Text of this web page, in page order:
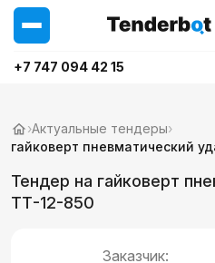
+7 747 094 42 15
›Актуальные тендеры›
гайковерт пневматический
Тендер на гайковерт
ТТ-12-850
Заказчик: